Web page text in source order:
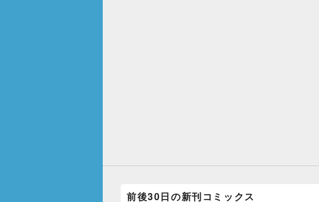
前後30日の新刊コミックス